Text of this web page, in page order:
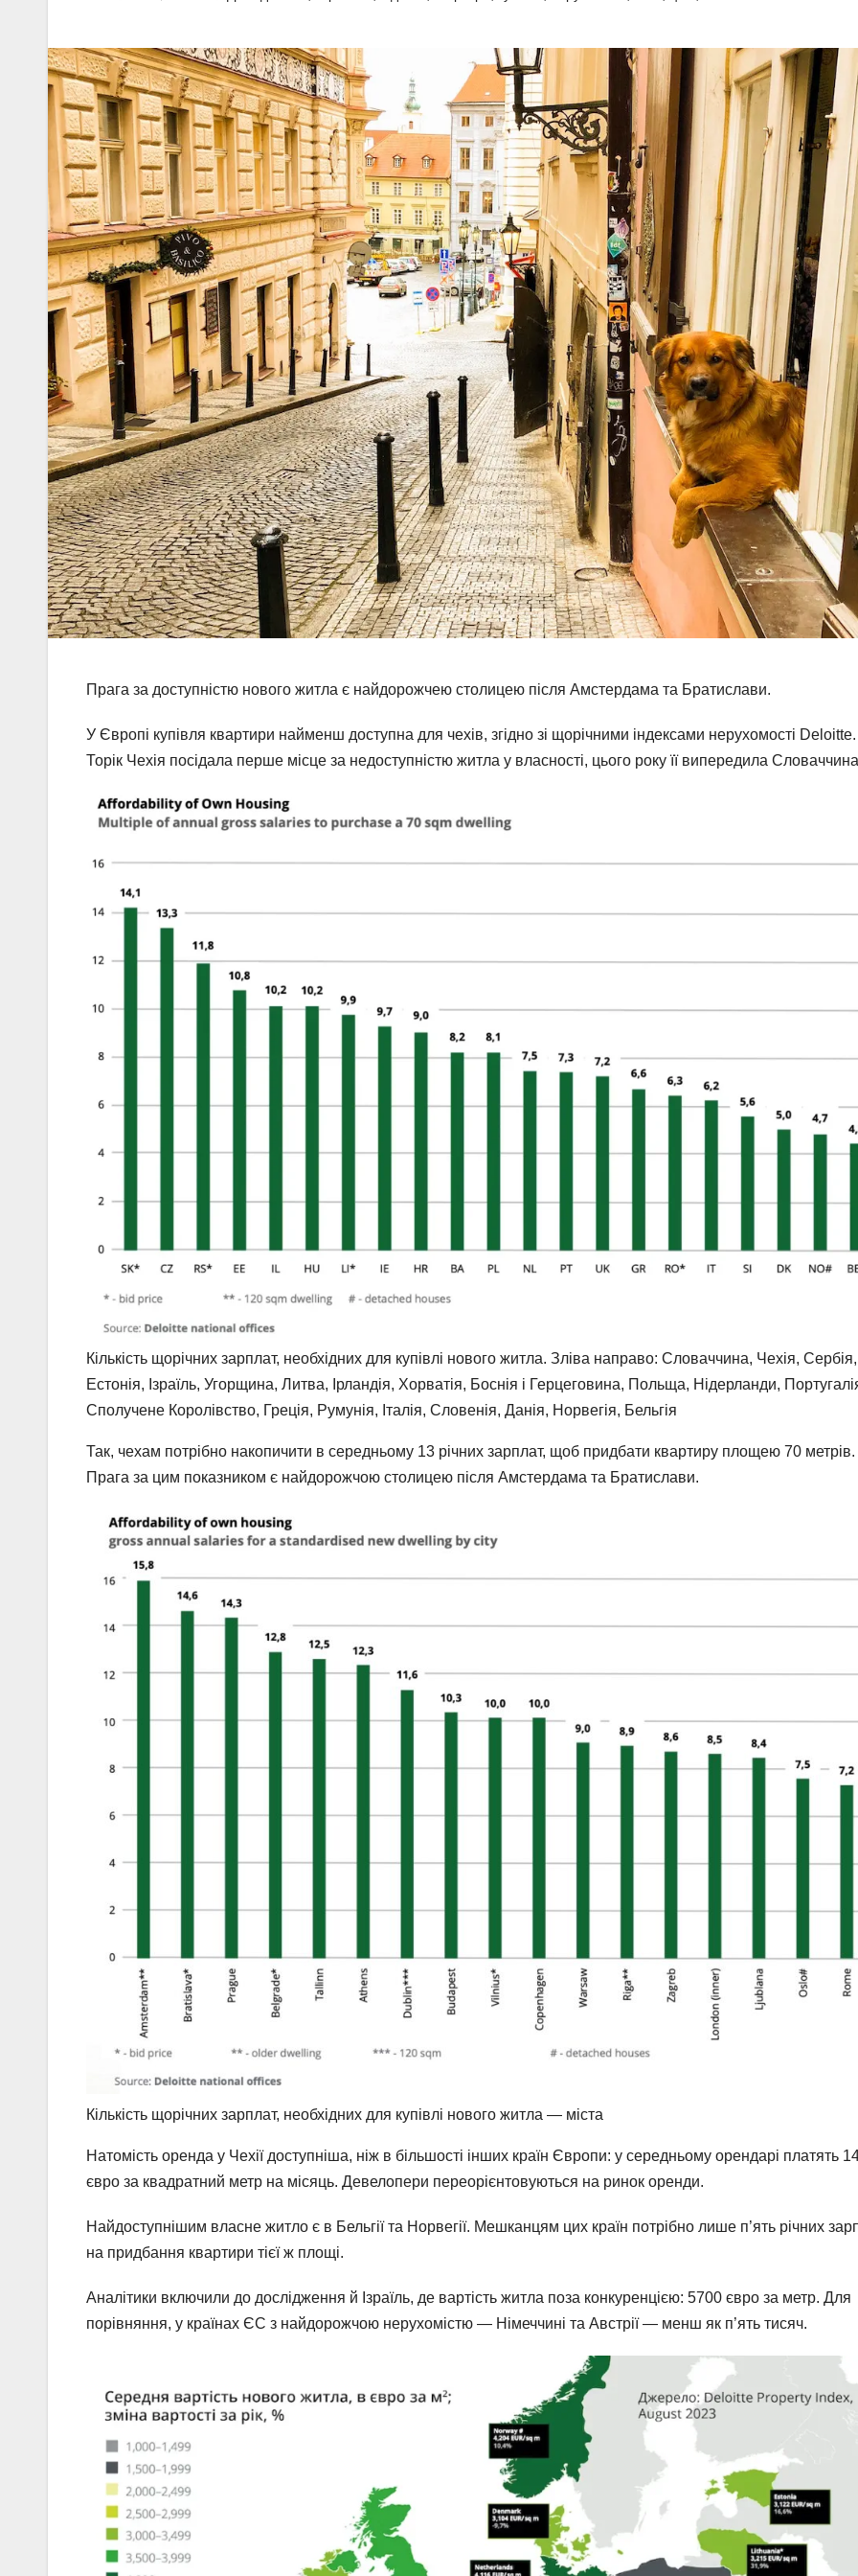
Прага за доступністю нового житла є найдорожчею столицею після Амстердама та Братислави.
У Європі купівля квартири найменш доступна для чехів, згідно зі щорічними індексами нерухомості Deloitte.
Торік Чехія посідала перше місце за недоступністю житла у власності, цього року її випередила
Кількість щорічних зарплат, необхідних для купівлі нового житла. Зліва направо: Словаччина, Чехія, Сербія,
Естонія, Ізраїль, Угорщина, Литва, Ірландія, Хорватія, Боснія і Герцеговина, Польща, Нідерланди,
Сполучене Королівство, Греція, Румунія, Італія, Словенія, Данія, Норвегія, Бельгія
Так, чехам потрібно накопичити в середньому 13 річних зарплат, щоб придбати квартиру площею 70
Прага за цим показником є найдорожчою столицею після Амстердама та Братислави.
Кількість щорічних зарплат, необхідних для купівлі нового житла — міста
Натомість оренда у Чехії доступніша, ніж в більшості інших країн Європи: у середньому орендарі платять
євро за квадратний метр на місяць. Девелопери переорієнтовуються на ринок оренди.
Найдоступнішим власне житло є в Бельгії та Норвегії. Мешканцям цих країн потрібно лише п’ять річних
на придбання квартири тієї ж площі.
Аналітики включили до дослідження й Ізраїль, де вартість житла поза конкуренцією: 5700 євро за метр. Для
порівняння, у країнах ЄС з найдорожчою нерухомістю — Німеччині та Австрії — менш як п’ять тисяч.